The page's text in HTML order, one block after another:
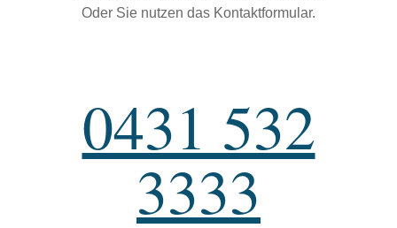
Oder Sie nutzen das Kontaktformular.
0431 532
3333